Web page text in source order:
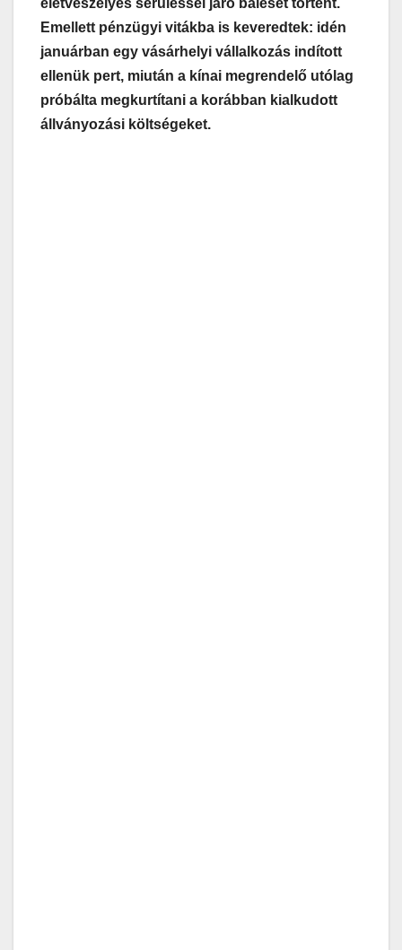
életveszélyes sérüléssel járó baleset történt.
Emellett pénzügyi vitákba is keveredtek: idén
januárban egy vásárhelyi vállalkozás indított
ellenük pert, miután a kínai megrendelő utólag
próbálta megkurtítani a korábban kialkudott
állványozási költségeket.